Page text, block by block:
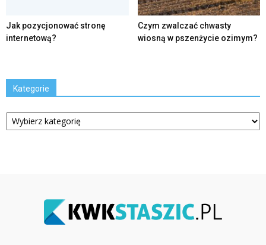
Jak pozycjonować stronę
internetową?
Czym zwalczać chwasty
wiosną w pszenżycie ozimym?
Kategorie
Kategorie